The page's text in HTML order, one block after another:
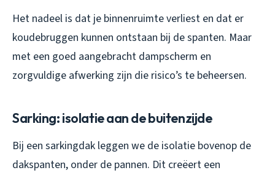
Het nadeel is dat je binnenruimte verliest en dat er
koudebruggen kunnen ontstaan bij de spanten. Maar
met een goed aangebracht dampscherm en
zorgvuldige afwerking zijn die risico’s te beheersen.
Sarking: isolatie aan de buitenzijde
Bij een sarkingdak leggen we de isolatie bovenop de
dakspanten, onder de pannen. Dit creëert een